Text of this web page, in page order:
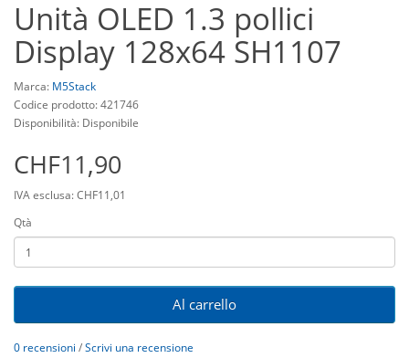
Unità OLED 1.3 pollici
Display 128x64 SH1107
Marca: M5Stack
Codice prodotto: 421746
Disponibilità: Disponibile
CHF11,90
IVA esclusa: CHF11,01
Qtà
Al carrello
0 recensioni /Scrivi una recensione